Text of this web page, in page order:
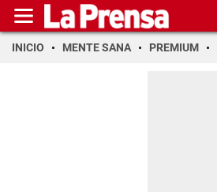
INICIO MENTE SANA PREMIUM